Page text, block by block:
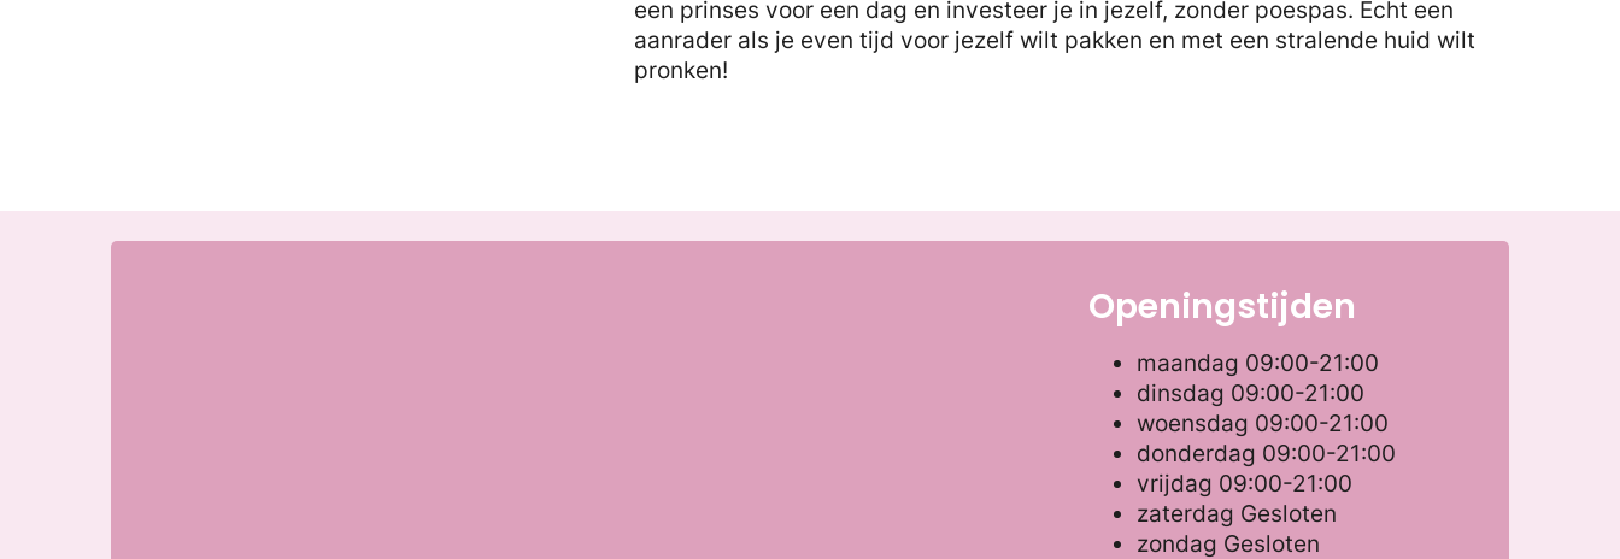
een prinses voor een dag en investeer je in jezelf, zonder poespas. Echt een
aanrader als je even tijd voor jezelf wilt pakken en met een stralende huid wilt
pronken!
Openingstijden
maandag 09:00-21:00
dinsdag 09:00-21:00
woensdag 09:00-21:00
donderdag 09:00-21:00
vrijdag 09:00-21:00
zaterdag Gesloten
zondag Gesloten